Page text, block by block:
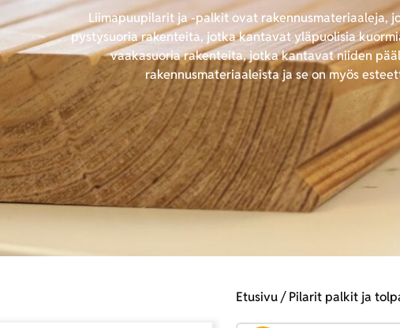
Liimapuupilarit ja -palkit ovat rakennusmateriaaleja,
pystysuoria rakenteita, jotka kantavat yläpuolisia
vaakasuoria rakenteita, jotka kantavat niiden
rakennusmateriaaleista ja se on myös
Etusivu/Pilarit palkit ja